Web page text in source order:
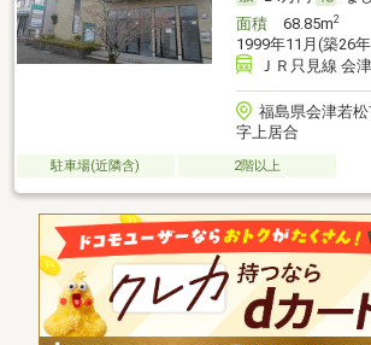
面積68.85m2
1999年11月(築26
ＪＲ只見線 会
福島県会津若
字上居合
駐車場(近隣含) 2階以上